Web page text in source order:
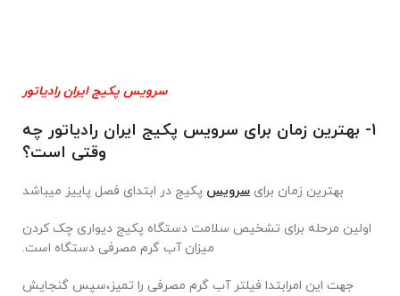
سرویس پکیج ایران رادیاتور
1- بهترین زمان برای سرویس پکیج ایران رادیاتور چه
وقتی است؟
بهترین زمان برای سرویس پکیج در ابتدای فصل پاییز میباشد
اولین مرحله برای تشخیص سلامت دستگاه پکیج دیواری چک کردن
میزان آب گرم مصرفی دستگاه است.
جهت این امرابتدا فیلتر آب گرم مصرفی را تمیز،سپس گنجایش